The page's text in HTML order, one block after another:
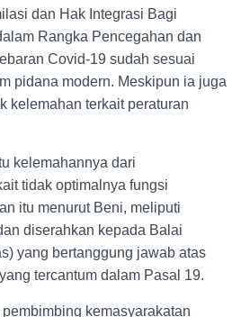
dan Hak Integrasi Bagi
Rangka Pencegahan dan
Covid-19 sudah sesuai
pidana modern. Meskipun ia juga
kelemahan terkait peraturan
kelemahannya dari
tidak optimalnya fungsi
itu menurut Beni, meliputi
diserahkan kepada Balai
yang bertanggung jawab atas
tercantum dalam Pasal 19.
kemasyarakatan